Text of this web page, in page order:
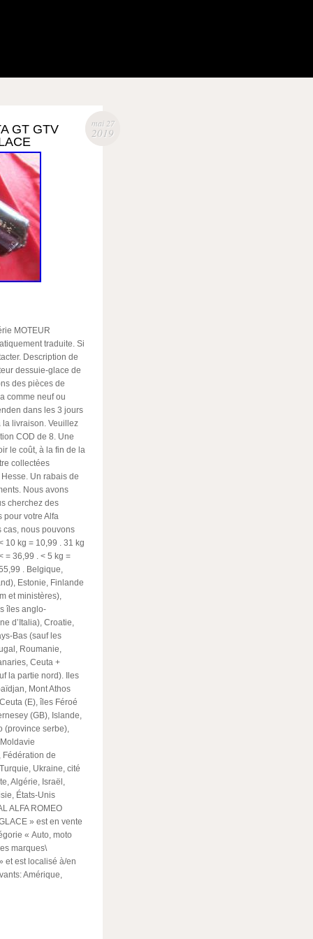
mai 27
2019
GT GTV
MOTEUR
traduite. Si
Description de
dessuie-glace de
des pièces de
comme neuf ou
dans les 3 jours
livraison. Veuillez
COD de 8. Une
le coût, à la fin de la
collectées
Un rabais de
Nous avons
cherchez des
pour votre Alfa
cas, nous pouvons
10 kg = 10,99 . 31 kg
= 36,99 . < 5 kg =
. Belgique,
Estonie, Finlande
et ministères),
îles anglo-
d’Italia), Croatie,
Bas (sauf les
Roumanie,
Ceuta +
la partie nord). Iles
Mont Athos
(E), îles Féroé
(GB), Islande,
(province serbe),
de
Ukraine, cité
Algérie, Israël,
États-Unis
ALFA ROMEO
» est en vente
« Auto, moto
marques\
et est localisé à/en
Amérique,